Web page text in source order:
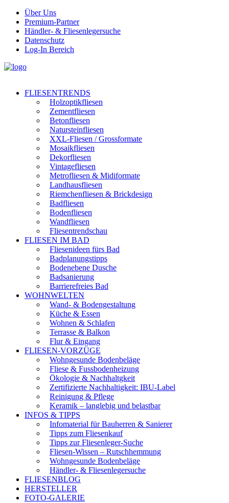
Über Uns
Premium-Partner
Händler- & Fliesenlegersuche
Datenschutz
Log-In Bereich
FLIESENTRENDS
Holzoptikfliesen
Zementfliesen
Betonfliesen
Natursteinfliesen
XXL-Fliesen / Grossformate
Mosaikfliesen
Dekorfliesen
Vintagefliesen
Metrofliesen & Midiformate
Landhausfliesen
Riemchenfliesen & Brickdesign
Badfliesen
Bodenfliesen
Wandfliesen
Fliesentrendschau
FLIESEN IM BAD
Fliesenideen fürs Bad
Badplanungstipps
Bodenebene Dusche
Badsanierung
Barrierefreies Bad
WOHNWELTEN
Wand- & Bodengestaltung
Küche & Essen
Wohnen & Schlafen
Terrasse & Balkon
Flur & Eingang
FLIESEN-VORZÜGE
Wohngesunde Bodenbeläge
Fliese & Fussbodenheizung
Ökologie & Nachhaltgkeit
Zertifizierte Nachhaltigkeit: IBU-Label
Reinigung & Pflege
Keramik – langlebig und belastbar
INFOS & TIPPS
Infomaterial für Bauherren & Sanierer
Tipps zum Fliesenkauf
Tipps zur Fliesenleger-Suche
Fliesen-Wissen – Rutschhemmung
Wohngesunde Bodenbeläge
Händler- & Fliesenlegersuche
FLIESENBLOG
HERSTELLER
FOTO-GALERIE